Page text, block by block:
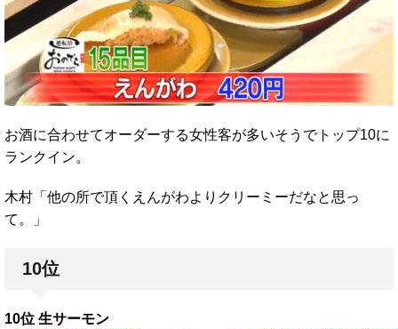
お酒に合わせてオーダーする女性客が多いそうでトップ10に
ランクイン。
木村「他の所で頂くえんがわよりクリーミーだなと思っ
て。」
10位
10位 生サーモン